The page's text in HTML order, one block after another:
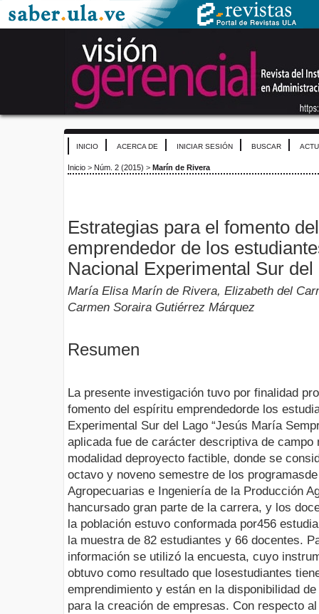
INICIO ACERCA DE INICIAR SESIÓN BUSCAR
Inicio > Núm. 2 (2015) > Marín de Rivera
Estrategias para el fomento
emprendedor de los
Nacional Experimental Sur del
María Elisa Marín de Rivera, Elizabeth del
Carmen Soraira Gutiérrez Márquez
Resumen
La presente investigación tuvo por finalidad
fomento del espíritu emprendedorde los
Experimental Sur del Lago “Jesús María
aplicada fue de carácter descriptiva de campo
modalidad deproyecto factible, donde se
octavo y noveno semestre de los
Agropecuarias e Ingeniería de la Producción
hancursado gran parte de la carrera, y los
la población estuvo conformada por456
la muestra de 82 estudiantes y 66 docentes.
información se utilizó la encuesta, cuyo
obtuvo como resultado que losestudiantes
emprendimiento y están en la disponibilidad
para la creación de empresas. Con respecto